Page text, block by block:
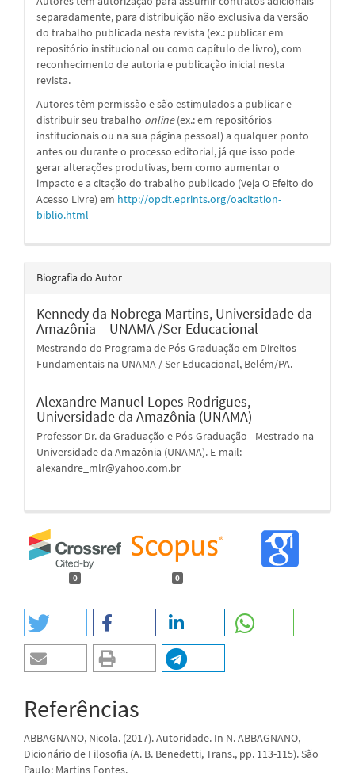
separadamente, para distribuição não exclusiva da versão
do trabalho publicada nesta revista (ex.: publicar em
repositório institucional ou como capítulo de livro), com
reconhecimento de autoria e publicação inicial nesta
revista.
Autores têm permissão e são estimulados a publicar e
distribuir seu trabalho online(ex.: em repositórios
institucionais ou na sua página pessoal) a qualquer ponto
antes ou durante o processo editorial, já que isso pode
gerar alterações produtivas, bem como aumentar o
impacto e a citação do trabalho publicado (Veja O Efeito do
Acesso Livre) em http://opcit.eprints.org/oacitation-
biblio.html
Biografia do Autor
Kennedy da Nobrega Martins, Universidade da
Amazônia – UNAMA /Ser Educacional
Mestrando do Programa de Pós-Graduação em Direitos
Fundamentais na UNAMA / Ser Educacional, Belém/PA.
Alexandre Manuel Lopes Rodrigues,
Universidade da Amazônia (UNAMA)
Professor Dr. da Graduação e Pós-Graduação - Mestrado na
Universidade da Amazônia (UNAMA). E-mail:
alexandre_mlr@yahoo.com.br
0 0
Referências
ABBAGNANO, Nicola. (2017). Autoridade. In N. ABBAGNANO,
Dicionário de Filosofia (A. B. Benedetti, Trans., pp. 113-115). São
Paulo: Martins Fontes.